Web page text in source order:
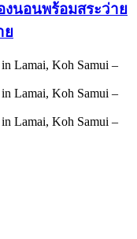
งนอนพร้อมสระว่าย
ย